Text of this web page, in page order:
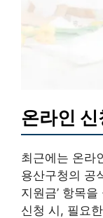
온라인 신
최근에는 온라
용산구청의 공
지원금’ 항목
신청 시, 필요